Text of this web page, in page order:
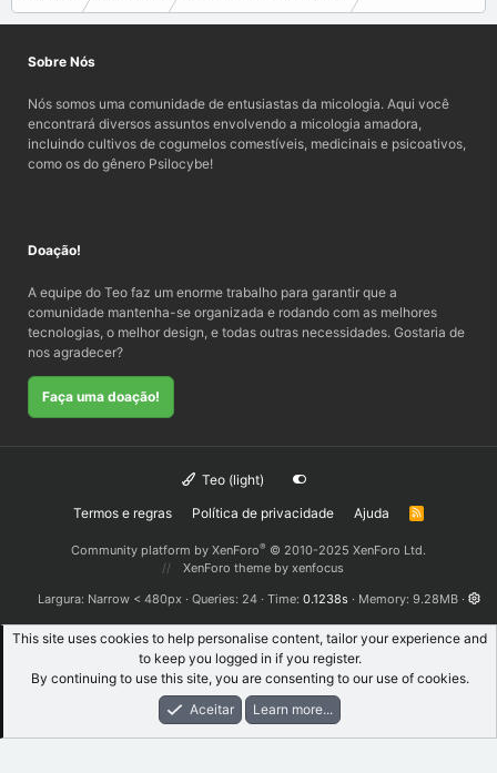
Sobre Nós
Nós somos uma comunidade de entusiastas da micologia. Aqui você
encontrará diversos assuntos envolvendo a micologia amadora,
incluindo cultivos de cogumelos comestíveis, medicinais e psicoativos,
como os do gênero Psilocybe!
Doação!
A equipe do Teo faz um enorme trabalho para garantir que a
comunidade mantenha-se organizada e rodando com as melhores
tecnologias, o melhor design, e todas outras necessidades. Gostaria de
nos agradecer?
Faça uma doação!
Teo (light)
Termos e regras
Política de privacidade Ajuda
R
Community platform by XenForo® © 2010-2025 XenForo Ltd.
XenForo theme by xenfocus
Largura
Queries 24 Time 0.1238s Memory 9.28MB
This site uses cookies to help personalise content, tailor your experience and
to keep you logged in if you register.
By continuing to use this site, you are consenting to our use of cookies.
Aceitar
Learn more...